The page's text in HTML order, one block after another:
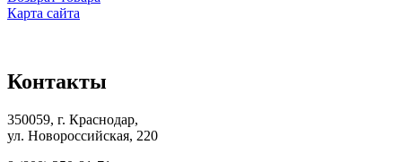
Карта сайта
Контакты
350059, г. Краснодар,
ул. Новороссийская, 220